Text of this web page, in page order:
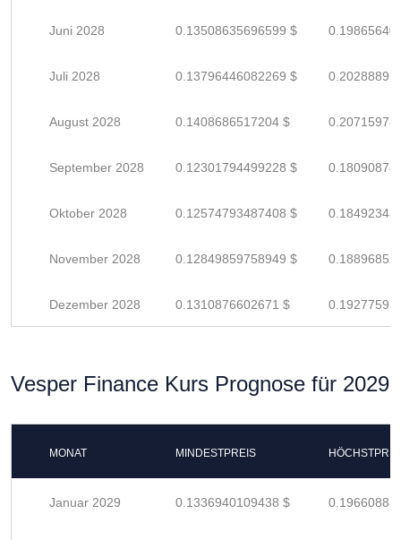
Juni 2028 0.13508635696599 $
Juli 2028 0.13796446082269 $
August 2028 0.1408686517204 $
September 2028 0.12301794499228 $
Oktober 2028 0.12574793487408 $
November 2028 0.12849859758949 $
Dezember 2028 0.1310876602671 $
Vesper Finance Kurs Prognose für 2029
MONAT MINDESTPREIS
Januar 2029 0.1336940109438 $